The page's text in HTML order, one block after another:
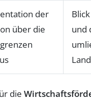
der
über die
und
die